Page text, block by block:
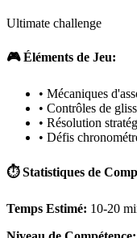
Ultimate challenge
🎮 Éléments de Jeu:
• Mécaniques
• Contrôles de
• Résolution
• Défis
⏱️ Statistiques de
Temps Estimé: 10-20